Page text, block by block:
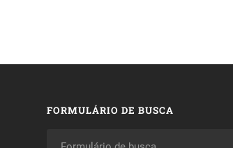
FORMULÁRIO DE BUSCA